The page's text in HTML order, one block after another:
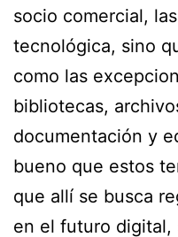
socio comercial,
tecnológica, sino
como las
bibliotecas,
documentación y
bueno que estos
que allí se busca
en el futuro